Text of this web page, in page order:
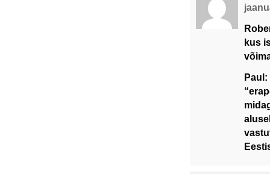
kus
Paul: